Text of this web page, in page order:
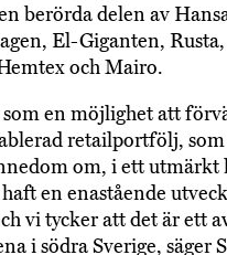
berörda delen av
El-Giganten, Rusta,
och Mairo.
som en möjlighet att
retailportfölj,
om, i ett utmärkt
en enastående
vi tycker att det är ett
i södra Sverige, säger